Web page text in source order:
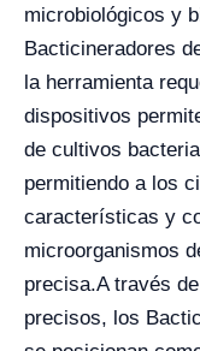
microbiológicos y
Bacticineradores
la herramienta
dispositivos
de cultivos
permitiendo a los
características y
microorganismos
precisa.A través
precisos, los